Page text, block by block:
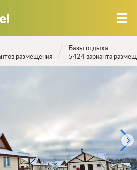
размещения
Базы отдыха
5424 варианта